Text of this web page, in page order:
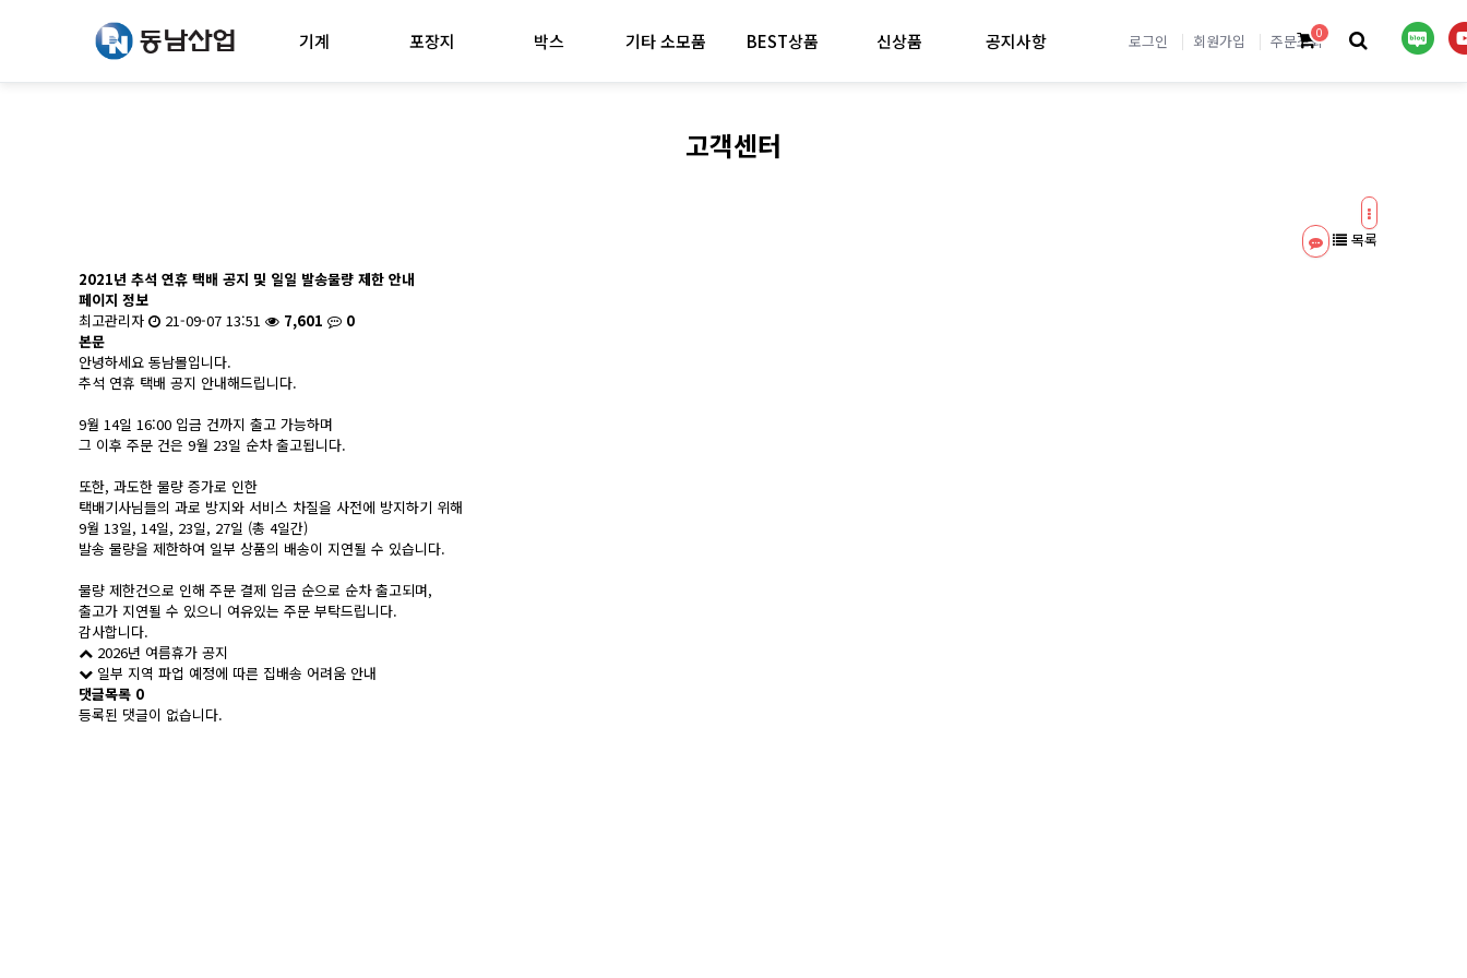
로그인 회원가입 주문조회
기계 포장지 박스 기타 소모품 BEST상품 신상품 공지사항 0
고객센터
목록
2021년 추석 연휴 택배 공지 및 일일 발송물량 제한 안내
페이지 정보
최고관리자
21-09-07 13:51 7,601
0
본문
안녕하세요 동남몰입니다.
추석 연휴 택배 공지 안내해드립니다.
9월 14일 16:00 입금 건까지 출고 가능하며
그 이후 주문 건은 9월 23일 순차 출고됩니다.
또한, 과도한 물량 증가로 인한
택배기사님들의 과로 방지와 서비스 차질을 사전에 방지하기 위해
9월 13일, 14일, 23일, 27일 (총 4일간)
발송 물량을 제한하여 일부 상품의 배송이 지연될 수 있습니다.
물량 제한건으로 인해 주문 결제 입금 순으로 순차 출고되며,
출고가 지연될 수 있으니 여유있는 주문 부탁드립니다.
감사합니다.
2026년 여름휴가 공지
일부 지역 파업 예정에 따른 집배송 어려움 안내
댓글목록 0
등록된 댓글이 없습니다.